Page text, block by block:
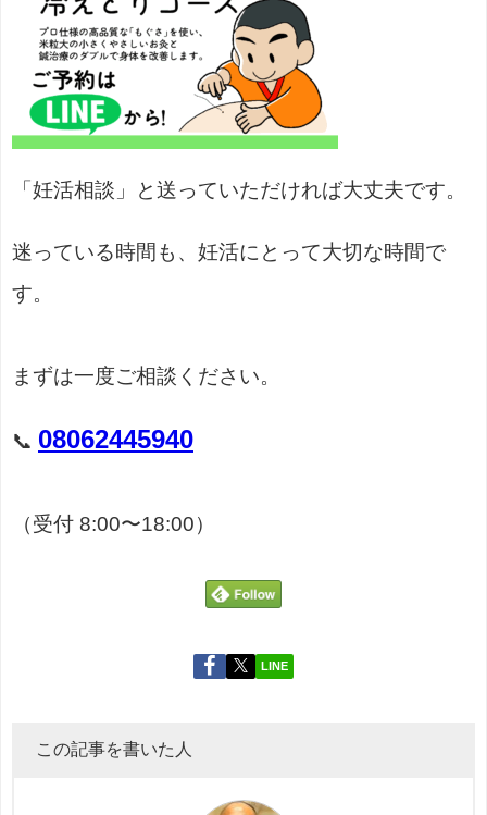
「妊活相談」と送っていただければ大丈夫です。
迷っている時間も、妊活にとって大切な時間で
す。
まずは一度ご相談ください。
📞 08062445940
（受付 8:00〜18:00）
LINE
この記事を書いた人